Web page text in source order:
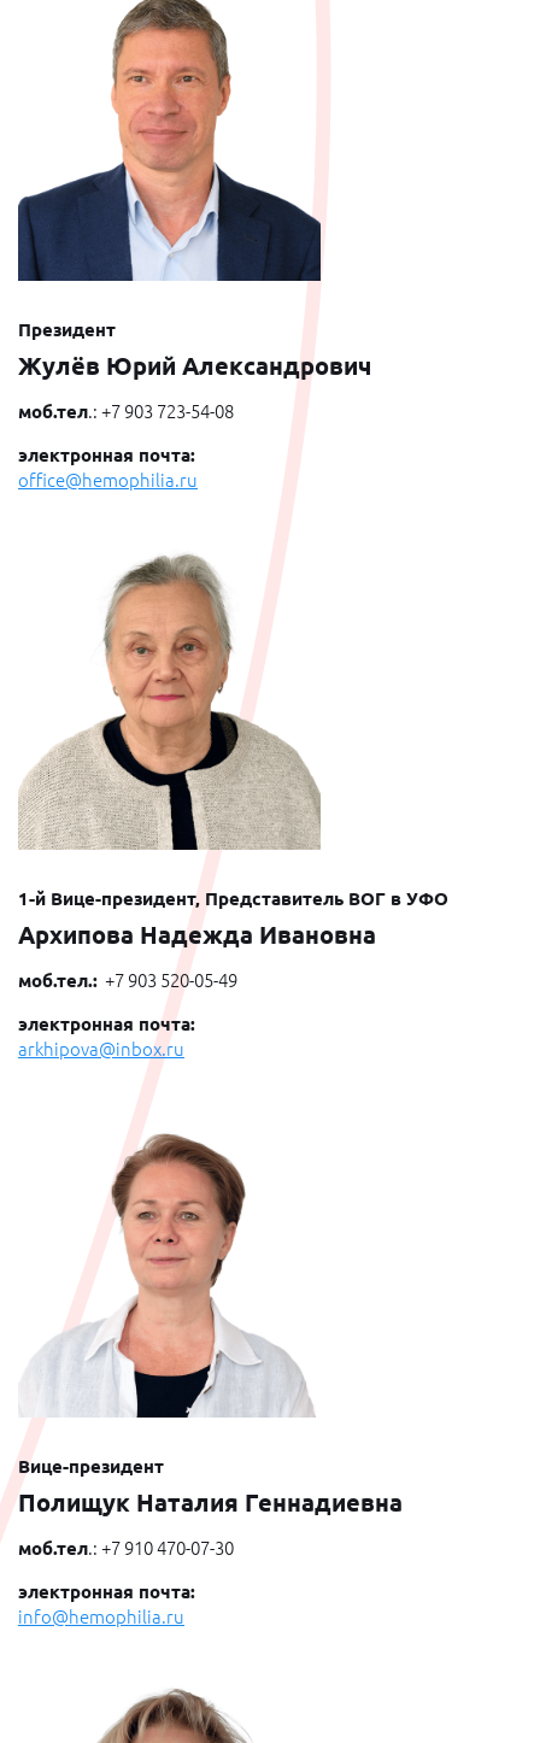
Президент
Жулёв Юрий Александрович
моб.тел.: +7 903 723-54-08
электронная почта:
office@hemophilia.ru
1-й Вице-президент, Представитель ВОГ в УФО
Архипова Надежда Ивановна
моб.тел.: +7 903 520-05-49
электронная почта:
arkhipova@inbox.ru
Вице-президент
Полищук Наталия Геннадиевна
моб.тел.: +7 910 470-07-30
электронная почта:
info@hemophilia.ru